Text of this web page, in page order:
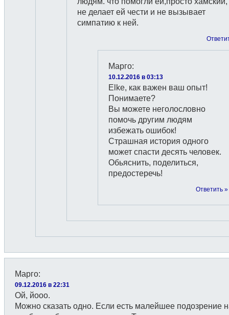
не делает ей чести и не вызывает
симпатию к ней.
Марго:
10.12.2016 в 03:13
Elke, как важен ваш опыт!
Понимаете?
Вы можете неголословно
помочь другим людям
избежать ошибок!
Страшная история одного
может спасти десять человек.
Обьяснить, поделиться,
предостеречь!
Ответить »
Марго:
09.12.2016 в 22:31
Ой, йооо.
Можно сказать одно. Если есть малейшее подозрение